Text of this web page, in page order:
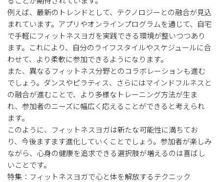
例えば、最新のトレンドとして、テクノロジーとの融合が見込
まれています。アプリやオンラインプログラムを通じて、自宅
で手軽にフィットネスヨガを実践できる環境が整いつつあり
ます。これにより、自分のライフスタイルやスケジュールに合
わせて、より柔軟に参加できるようになります。
また、異なるフィットネス分野とのコラボレーションも進む
でしょう。ダンスやピラティス、さらにはマインドフルネスと
の融合が進むことで、より多様なトレーニング方法が生ま
れ、参加者のニーズに幅広く応えることができると考えられ
ます。
このように、フィットネスヨガは新たな可能性に満ちてお
り、今後ますます進化していくことでしょう。参加者が楽しみ
ながら、心身の健康を追求できる選択肢が増えるのは喜ばし
いことです。
特集：フィットネスヨガで心と体を解放するテクニック